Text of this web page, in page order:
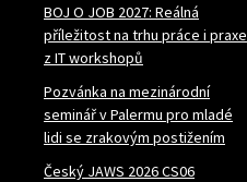
BOJ O JOB 2027: Reálná
příležitost na trhu práce i praxe
z IT workshopů
Pozvánka na mezinárodní
seminář v Palermu pro mladé
lidi se zrakovým postižením
Český JAWS 2026 CS06